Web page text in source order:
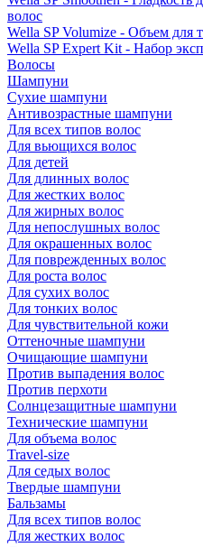
волос
Wella SP Volumize - Объем для
Wella SP Expert Kit - Набор
Волосы
Шампуни
Сухие шампуни
Антивозрастные шампуни
Для всех типов волос
Для вьющихся волос
Для детей
Для длинных волос
Для жестких волос
Для жирных волос
Для непослушных волос
Для окрашенных волос
Для поврежденных волос
Для роста волос
Для сухих волос
Для тонких волос
Для чувствительной кожи
Оттеночные шампуни
Очищающие шампуни
Против выпадения волос
Против перхоти
Солнцезащитные шампуни
Технические шампуни
Для объема волос
Travel-size
Для седых волос
Твердые шампуни
Бальзамы
Для всех типов волос
Для жестких волос